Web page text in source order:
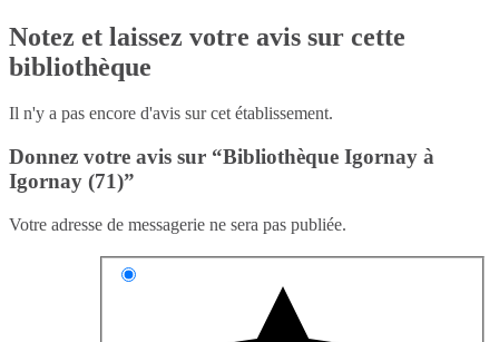
Notez et laissez votre avis sur cette
bibliothèque
Il n'y a pas encore d'avis sur cet établissement.
Donnez votre avis sur “Bibliothèque Igornay à
Igornay (71)”
Votre adresse de messagerie ne sera pas publiée.